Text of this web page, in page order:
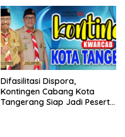
Difasilitasi Dispora,
Kontingen Cabang Kota
Tangerang Siap Jadi Peserta